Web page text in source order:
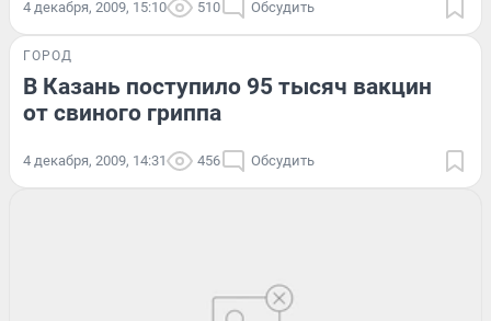
4 декабря, 2009, 15:10 510 Обсудить
ГОРОД
В Казань поступило 95 тысяч вакцин
от свиного гриппа
4 декабря, 2009, 14:31 456 Обсудить